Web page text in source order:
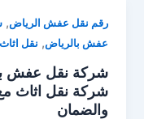
رقم نقل عفش الرياض,
عفش بالرياض, نقل
شركة نقل اثاث
والضمان